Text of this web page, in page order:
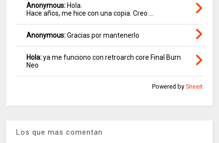
Anonymous: Hola.
Hace años, me hice con una copia. Creo ...
Anonymous:Gracias por mantenerlo
Hola:ya me funciono con retroarch core Final Burn
Neo
Powered by Sneeit
Los que mas comentan